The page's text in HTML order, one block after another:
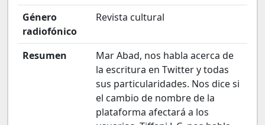
Género
radiofónico
Revista cultural
Resumen
Mar Abad, nos habla acerca de
la escritura en Twitter y todas
sus particularidades. Nos dice si
el cambio de nombre de la
plataforma afectará a los